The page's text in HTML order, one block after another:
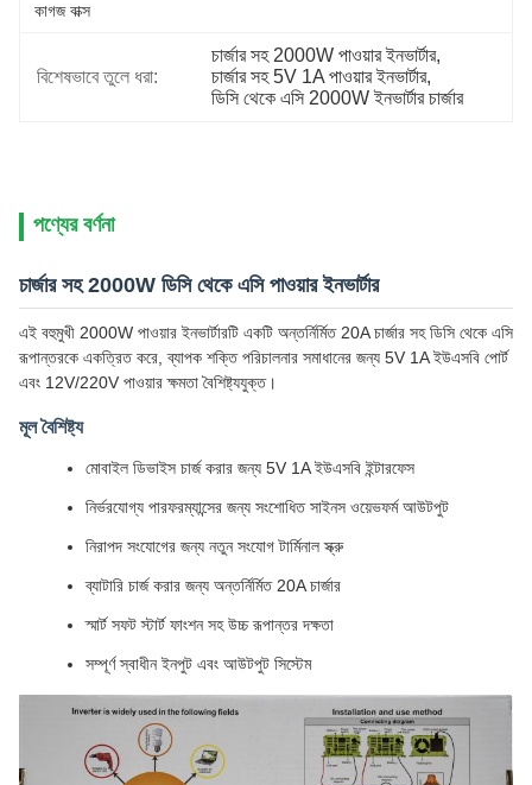
কাগজ বাক্স
বিশেষভাবে তুলে ধরা:
চার্জার সহ 2000W পাওয়ার ইনভার্টার,
চার্জার সহ 5V 1A পাওয়ার ইনভার্টার,
ডিসি থেকে এসি 2000W ইনভার্টার চার্জার
পণ্যের বর্ণনা
চার্জার সহ 2000W ডিসি থেকে এসি পাওয়ার ইনভার্টার
এই বহুমুখী 2000W পাওয়ার ইনভার্টারটি একটি অন্তর্নির্মিত 20A চার্জার সহ ডিসি থেকে এসি
রূপান্তরকে একত্রিত করে, ব্যাপক শক্তি পরিচালনার সমাধানের জন্য 5V 1A ইউএসবি পোর্ট
এবং 12V/220V পাওয়ার ক্ষমতা বৈশিষ্ট্যযুক্ত।
মূল বৈশিষ্ট্য
মোবাইল ডিভাইস চার্জ করার জন্য 5V 1A ইউএসবি ইন্টারফেস
নির্ভরযোগ্য পারফরম্যান্সের জন্য সংশোধিত সাইনস ওয়েভফর্ম আউটপুট
নিরাপদ সংযোগের জন্য নতুন সংযোগ টার্মিনাল স্ক্রু
ব্যাটারি চার্জ করার জন্য অন্তর্নির্মিত 20A চার্জার
স্মার্ট সফট স্টার্ট ফাংশন সহ উচ্চ রূপান্তর দক্ষতা
সম্পূর্ণ স্বাধীন ইনপুট এবং আউটপুট সিস্টেম